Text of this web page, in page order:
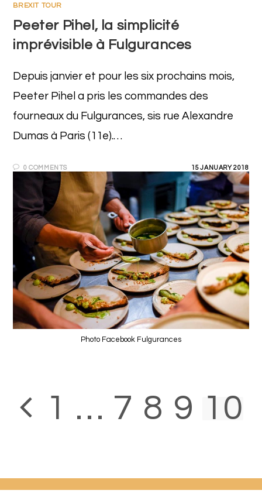
BREXIT TOUR
Peeter Pihel, la simplicité
imprévisible à Fulgurances
Depuis janvier et pour les six prochains mois,
Peeter Pihel a pris les commandes des
fourneaux du Fulgurances, sis rue Alexandre
Dumas à Paris (11e).…
0 COMMENTS 15 JANUARY 2018
Photo Facebook Fulgurances
Go to the previous page
1 … 7 8 9 10